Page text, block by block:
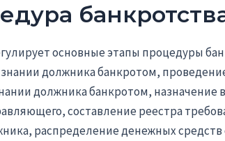
основные этапы процедуры
должника банкротом,
должника банкротом, назначение
составление реестра
распределение денежных средств